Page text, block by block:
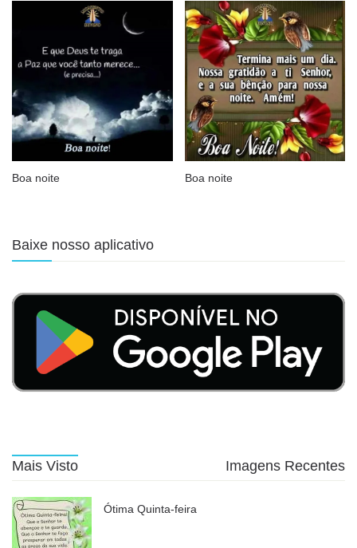
Boa noite Boa noite
Baixe nosso aplicativo
Mais Visto Imagens Recentes
Ótima Quinta-feira